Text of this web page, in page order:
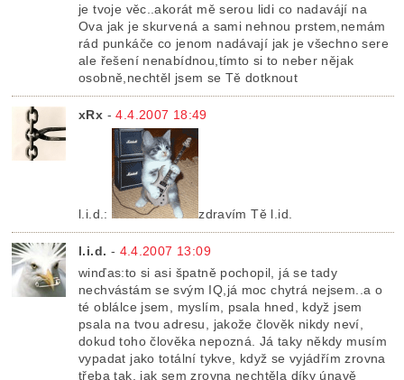
je tvoje věc..akorát mě serou lidi co nadavájí na
Ova jak je skurvená a sami nehnou prstem,nemám
rád punkáče co jenom nadávají jak je všechno sere
ale řešení nenabídnou,tímto si to neber nějak
osobně,nechtěl jsem se Tě dotknout
xRx -4.4.2007 18:49
l.i.d.: zdravím Tě l.id.
l.i.d. - 4.4.2007 13:09
winďas:to si asi špatně pochopil, já se tady
nechvástám se svým IQ,já moc chytrá nejsem..a o
té oblálce jsem, myslím, psala hned, když jsem
psala na tvou adresu, jakože člověk nikdy neví,
dokud toho člověka nepozná. Já taky někdy musím
vypadat jako totální tykve, když se vyjádřím zrovna
třeba tak, jak sem zrovna nechtěla díky únavě